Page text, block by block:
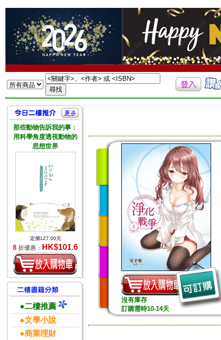
那些動物告訴我的事：
用科學角度透視動物的
思想世界
定價127.00元
8 折優惠： HK$101.6
●二樓推薦
●文學小說
●商業理財
沒有庫存
訂購需時10-14天